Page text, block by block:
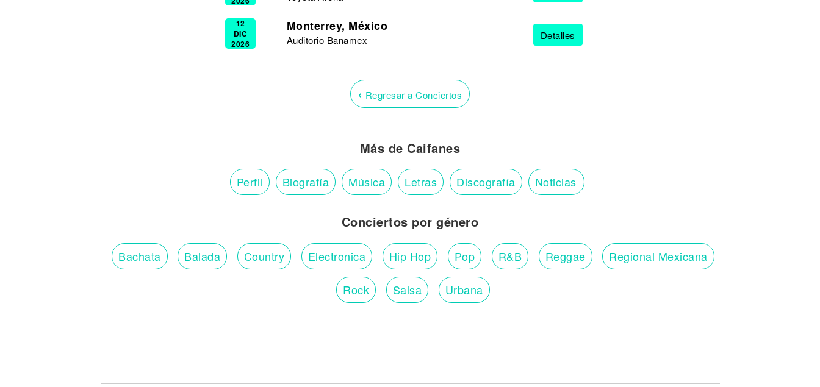
12
DIC
2026
Monterrey, México
Auditorio Banamex Detalles
‹ Regresar a Conciertos
Más de Caifanes
Perfil Biografía Música Letras Discografía Noticias
Conciertos por género
Bachata Balada Country Electronica Hip Hop Pop R&B Reggae Regional Mexicana
Rock Salsa Urbana